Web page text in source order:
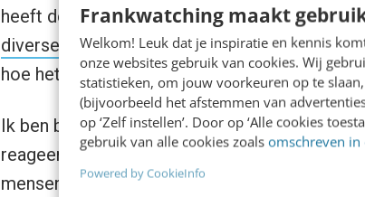
Frankwatching maakt
Welkom! Leuk dat je inspiratie en kennis
onze websites gebruik van cookies. Wij
statistieken, om jouw voorkeuren op te
(bijvoorbeeld het afstemmen van
op ‘Zelf instellen’. Door op ‘Alle cookies
gebruik van alle cookies zoals omschreven in
Powered by CookieInfo
heeft deze actie haar zegen gegeven, en
diverse kanalenis inmiddels te volgen hoe
hoe het in Barcelona, in Griekenland en in
Ik ben benieuwd. Komen er inderdaad
reageert de politiek? En verloopt het
mensen op Twitter klagen dat de hashtag